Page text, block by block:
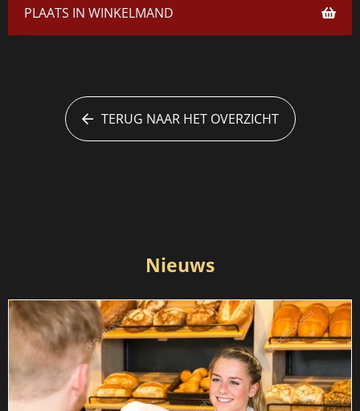
PLAATS IN WINKELMAND
TERUG NAAR HET OVERZICHT
Nieuws